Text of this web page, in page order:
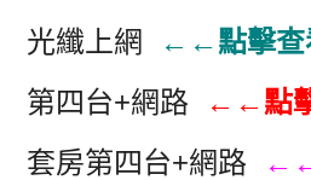
光纖上網
←←點擊查
第四台+網路 ←←點
套房第四台+網路 ←←